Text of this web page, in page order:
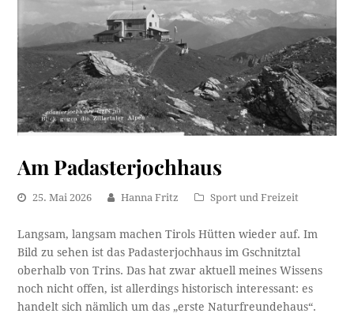
Am Padasterjochhaus
25. Mai 2026 Hanna Fritz Sport und Freizeit
Langsam, langsam machen Tirols Hütten wieder auf. Im
Bild zu sehen ist das Padasterjochhaus im Gschnitztal
oberhalb von Trins. Das hat zwar aktuell meines Wissens
noch nicht offen, ist allerdings historisch interessant: es
handelt sich nämlich um das „erste Naturfreundehaus“.